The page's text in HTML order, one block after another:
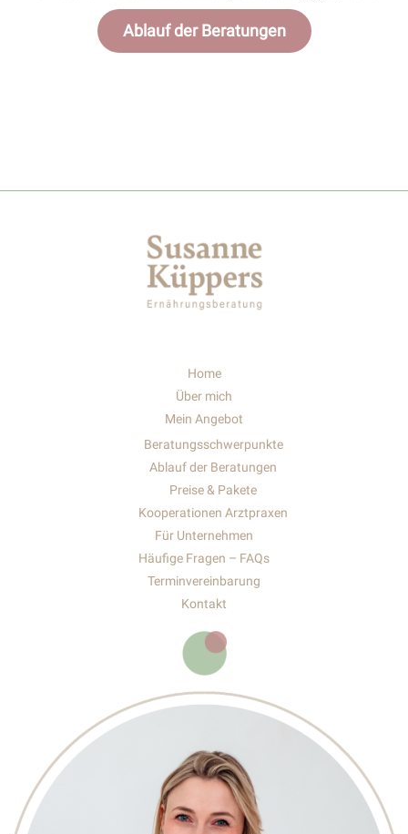
Ablauf der Beratungen
Home
Über mich
Mein Angebot
Beratungsschwerpunkte
Ablauf der Beratungen
Preise & Pakete
Kooperationen Arztpraxen
Für Unternehmen
Häufige Fragen – FAQs
Terminvereinbarung
Kontakt